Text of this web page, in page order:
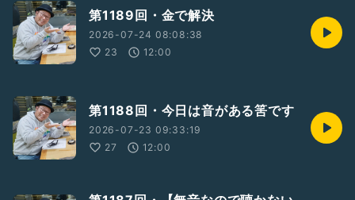
第1189回・金で解決
2026-07-24 08:08:38
23
12:00
第1188回・今日は音がある筈です
2026-07-23 09:33:19
27
12:00